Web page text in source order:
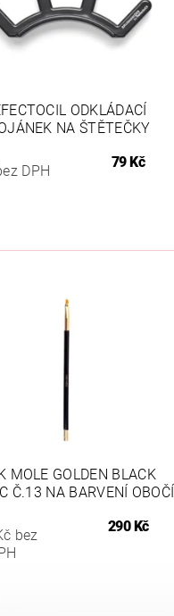
ODKLÁDACÍ
NA ŠTĚTEČKY
DPH
79 Kč
MOLE GOLDEN BLACK
Č.13 NA BARVENÍ OBOČÍ
bez
290 Kč